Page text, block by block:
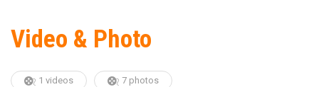
Video & Photo
1 videos 7 photos